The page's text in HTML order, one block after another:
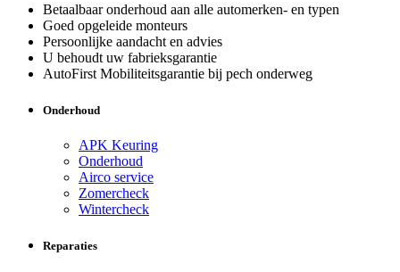
Betaalbaar onderhoud aan alle automerken- en typen
Goed opgeleide monteurs
Persoonlijke aandacht en advies
U behoudt uw fabrieksgarantie
AutoFirst Mobiliteitsgarantie bij pech onderweg
Onderhoud
APK Keuring
Onderhoud
Airco service
Zomercheck
Wintercheck
Reparaties